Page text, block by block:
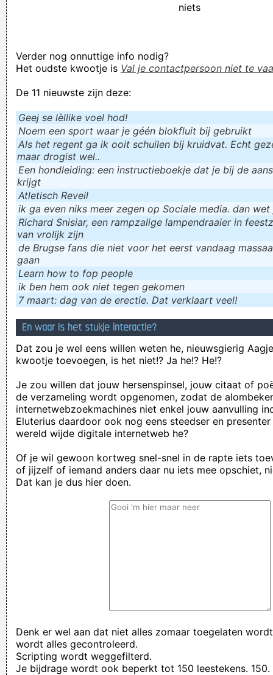
niets
Verder nog onnuttige info nodig?
Het oudste kwootje is Val je contactpersoon niet te
De 11 nieuwste zijn deze:
Geej se lèllike voel hod!
Noem een sport waar je géén blokfluit bij gebruikt
Als het regent ga ik ooit schuilen bij kruidvat. Echt
maar drogist wel..
Een hondleiding: een instructieboekje dat je bij de
krijgt
Atletisch Reveil
ik ga even niks meer zegen op Sociale media. dan
Richard Snisiar, een rampzalige lampendraaier in
van vrolijk zijn
de Brugse fans die niet voor het eerst vandaag
gaan
Learn how to fop people
ik ɓen hem ook niet tegen gekomen
7 maart: dag van de erectie. Dat verklaart veel!
En waar is het stukje interactie?
Dat zou je wel eens willen weten he, nieuwsgierig
kwootje toevoegen, is het niet!? Ja he!? He!?
Je zou willen dat jouw hersenspinsel, jouw citaat of
de verzameling wordt opgenomen, zodat de
internetwebzoekmachines niet enkel jouw aanvulling
Eluterius daardoor ook nog eens steedser en
wereld wijde digitale internetweb he?
Of je wil gewoon kortweg snel-snel in de rapte iets
of jijzelf of iemand anders daar nu iets mee opschiet,
Dat kan je dus hier doen.
Denk er wel aan dat niet alles zomaar toegelaten
wordt alles gecontroleerd.
Scripting wordt weggefilterd.
Je bijdrage wordt ook beperkt tot 150 leestekens. 150.